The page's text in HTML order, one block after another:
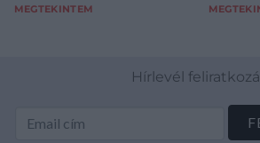
MEGTEKINTEM
Hírlevél